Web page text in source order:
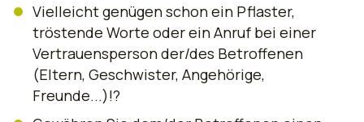
Vielleicht genügen schon ein Pflaster,
tröstende Worte oder ein Anruf bei einer
Vertrauensperson der/des Betroffenen
(Eltern, Geschwister, Angehörige,
Freunde...)!?